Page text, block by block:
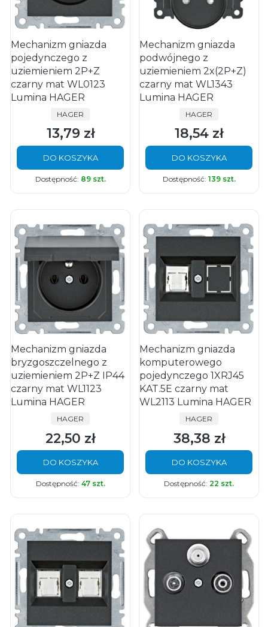
Mechanizm gniazda
pojedynczego z
uziemieniem 2P+Z
czarny mat WL0123
Lumina HAGER
PRODUCENT
HAGER
Cena
13,79 zł
DO KOSZYKA
Dostępność: 89 szt.
Mechanizm gniazda
podwójnego z
uziemieniem 2x(2P+Z)
czarny mat WL1343
Lumina HAGER
PRODUCENT
HAGER
Cena
18,54 zł
DO KOSZYKA
Dostępność: 139 szt.
Mechanizm gniazda
bryzgoszczelnego z
uziemieniem 2P+Z IP44
czarny mat WL1123
Lumina HAGER
PRODUCENT
HAGER
Cena
22,50 zł
DO KOSZYKA
Dostępność: 47 szt.
Mechanizm gniazda
komputerowego
pojedynczego 1XRJ45
KAT.5E czarny mat
WL2113 Lumina HAGER
PRODUCENT
HAGER
Cena
38,38 zł
DO KOSZYKA
Dostępność: 22 szt.